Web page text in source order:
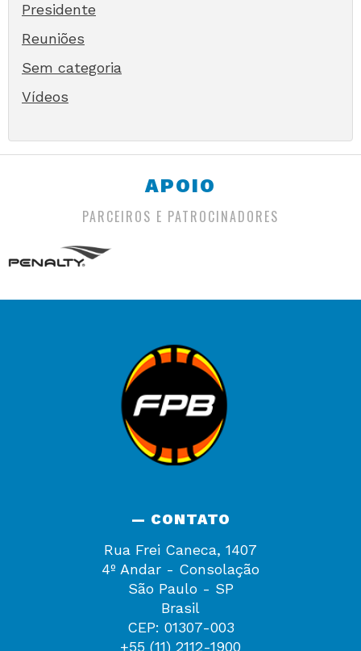
Presidente
Reuniões
Sem categoria
Vídeos
APOIO
PARCEIROS E PATROCINADORES
— CONTATO
Rua Frei Caneca, 1407
4º Andar - Consolação
São Paulo - SP
Brasil
CEP: 01307-003
+55 (11) 2112-1900